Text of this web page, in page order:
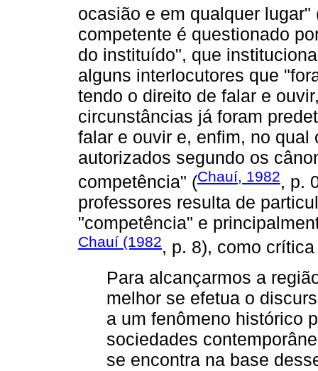
ocasião e em qualquer lugar"
competente é questionado
do instituído", que
alguns interlocutores que
tendo o direito de falar e
circunstâncias já foram
falar e ouvir e, enfim, no
autorizados segundo os
competência" (Chauí, 1982, p.
professores resulta de
"competência" e
Chauí (1982, p. 8), como
Para alcançarmos a
melhor se efetua o
a um fenômeno histórico
sociedades
se encontra na base